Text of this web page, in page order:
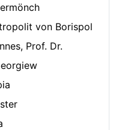
von Borispol
Prof. Dr.